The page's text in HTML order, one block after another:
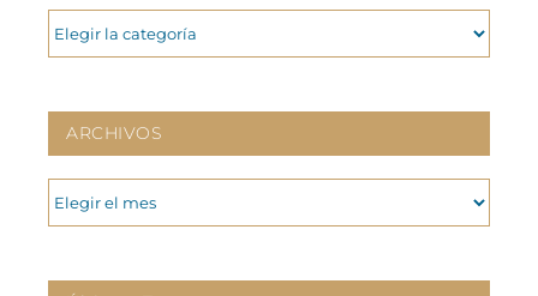
CATEGORIAS
ARCHIVOS
ARCHIVOS